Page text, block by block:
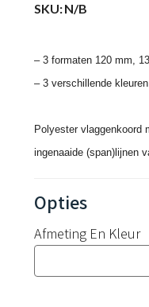
SKU:N/B
– 3 formaten 120 mm,
– 3 verschillende
Polyester vlaggenkoord
ingenaaide (span)lijnen
Afmeting En Kleur